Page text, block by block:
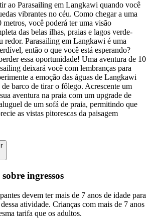
ao Parasailing em Langkawi quando você
vibrantes no céu. Como chegar a uma
metros, você poderá ter uma visão
das belas ilhas, praias e lagos verde-
redor. Parasailing em Langkawi é uma
então o que você está esperando?
essa oportunidade! Uma aventura de 10
deixará você com lembranças para
a emoção das águas de Langkawi
de barco de tirar o fôlego. Acrescente um
aventura na praia com um upgrade de
de um sofá de praia, permitindo que
as vistas pitorescas da paisagem
ingressos
devem ter mais de 7 anos de idade para
atividade. Crianças com mais de 7 anos
tarifa que os adultos.